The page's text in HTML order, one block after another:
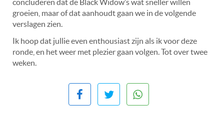
concluderen dat de Black Widow’s wat sneller willen
groeien, maar of dat aanhoudt gaan we in de volgende
verslagen zien.
Ik hoop dat jullie even enthousiast zijn als ik voor deze
ronde, en het weer met plezier gaan volgen. Tot over twee
weken.